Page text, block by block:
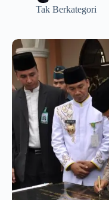
Tak Berkategori